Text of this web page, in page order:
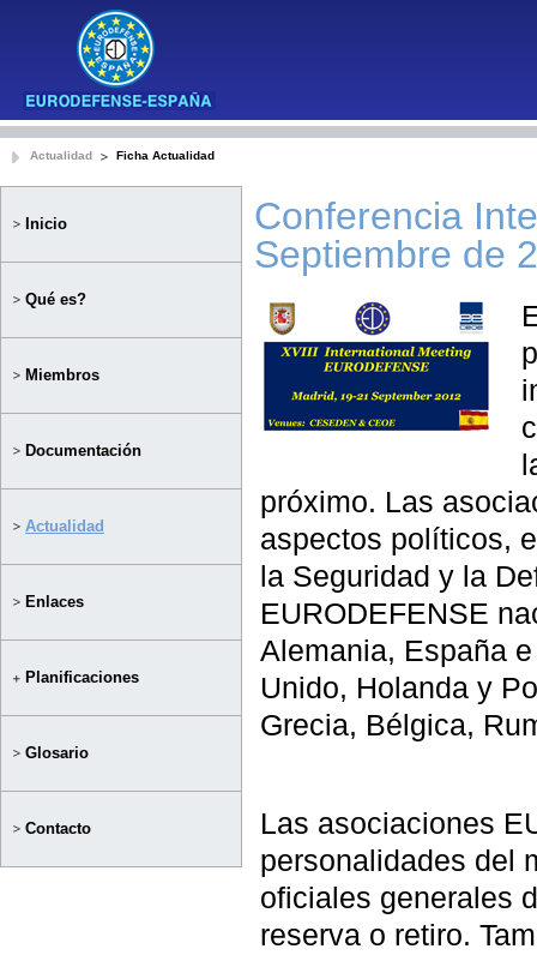
Actualidad Ficha Actualidad
Inicio
Qué es?
Miembros
Documentación
Actualidad
Enlaces
Planificaciones
Glosario
Contacto
Conferencia
Septiembre de
próximo. Las
aspectos políticos,
la Seguridad y la
EURODEFENSE
Alemania, España
Unido, Holanda y
Grecia, Bélgica,
Las asociaciones
personalidades del
oficiales generales
reserva o retiro.